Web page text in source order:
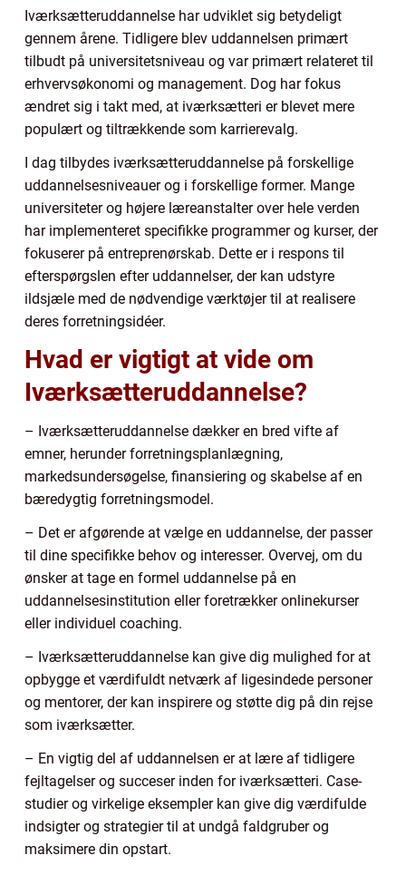
Iværksætteruddannelse har udviklet sig betydeligt
gennem årene. Tidligere blev uddannelsen primært
tilbudt på universitetsniveau og var primært relateret til
erhvervsøkonomi og management. Dog har fokus
ændret sig i takt med, at iværksætteri er blevet mere
populært og tiltrækkende som karrierevalg.
I dag tilbydes iværksætteruddannelse på forskellige
uddannelsesniveauer og i forskellige former. Mange
universiteter og højere læreanstalter over hele verden
har implementeret specifikke programmer og kurser, der
fokuserer på entreprenørskab. Dette er i respons til
efterspørgslen efter uddannelser, der kan udstyre
ildsjæle med de nødvendige værktøjer til at realisere
deres forretningsidéer.
Hvad er vigtigt at vide om
Iværksætteruddannelse?
– Iværksætteruddannelse dækker en bred vifte af
emner, herunder forretningsplanlægning,
markedsundersøgelse, finansiering og skabelse af en
bæredygtig forretningsmodel.
– Det er afgørende at vælge en uddannelse, der passer
til dine specifikke behov og interesser. Overvej, om du
ønsker at tage en formel uddannelse på en
uddannelsesinstitution eller foretrækker onlinekurser
eller individuel coaching.
– Iværksætteruddannelse kan give dig mulighed for at
opbygge et værdifuldt netværk af ligesindede personer
og mentorer, der kan inspirere og støtte dig på din rejse
som iværksætter.
– En vigtig del af uddannelsen er at lære af tidligere
fejltagelser og succeser inden for iværksætteri. Case-
studier og virkelige eksempler kan give dig værdifulde
indsigter og strategier til at undgå faldgruber og
maksimere din opstart.